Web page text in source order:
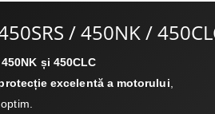
/ 450NK /
și 450CLC
excelentă a motorului